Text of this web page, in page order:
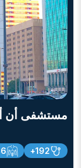
مستشفى أن
192+